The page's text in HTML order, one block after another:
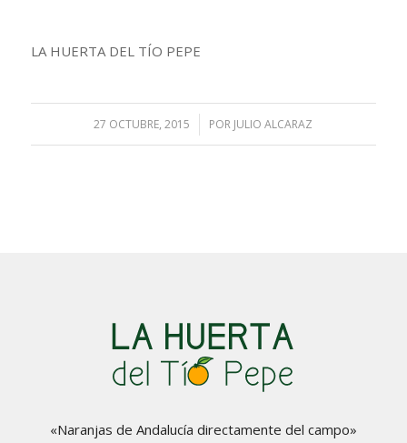
LA HUERTA DEL TÍO PEPE
27 OCTUBRE, 2015
/ POR JULIO ALCARAZ
«Naranjas de Andalucía directamente del campo»